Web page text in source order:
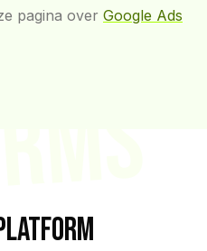
pagina over Google Ads